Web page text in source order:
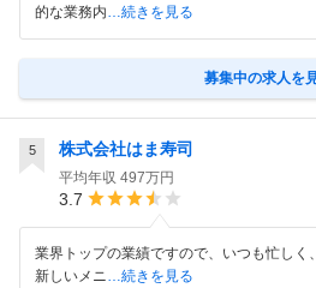
的な業務内…続きを見る
募集中の求人を
5 株式会社はま寿司
平均年収 497万円
3.7
業界トップの業績ですので、いつも忙しく
新しいメニ
…続きを見る